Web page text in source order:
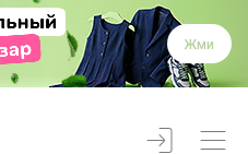
Жми